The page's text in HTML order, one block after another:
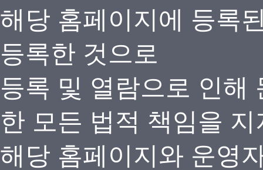
해당 홈페이지에 등록
등록한 것으로
등록 및 열람으로 인해
한 모든 법적 책임을
해당 홈페이지와 운영